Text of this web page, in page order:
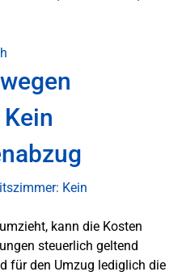
kann die Kosten
steuerlich geltend
für den Umzug lediglich die